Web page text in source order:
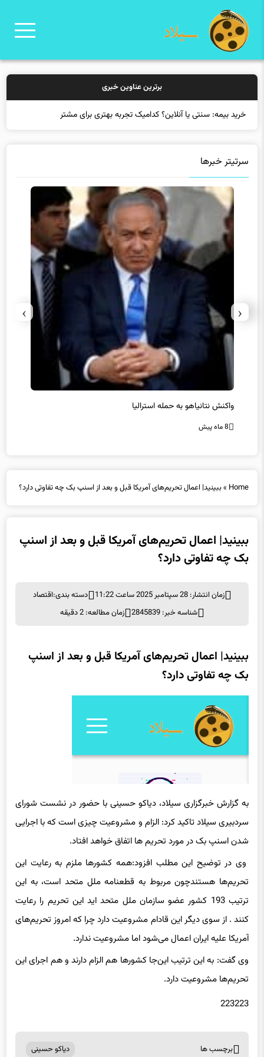
برترین عناوین خبری
خرید بیمه: سنتی یا آنلاین؟ کدامیک تجربه بهتری برای مشتریان ایج
سرتیتر خبرها
واکنش نتانیاهو به حمله استرالیا
8 ماه پیش
‹
›
Home
»ببینید| اعمال تحریم‌های آمریکا قبل و بعد از اسنپ بک چه تفاوتی دارد؟
ببینید| اعمال تحریم‌های آمریکا قبل و بعد از اسنپ
بک چه تفاوتی دارد؟
زمان انتشار: 28 سپتامبر 2025 ساعت 11:22 دسته بندی:اقتصاد
شناسه خبر: 2845839
زمان مطالعه: 2 دقیقه
ببینید| اعمال تحریم‌های آمریکا قبل و بعد از اسنپ
بک چه تفاوتی دارد؟
به گزارش خبرگزاری سیلاد، دیاکو حسینی با حضور در نشست شورای
سردبیری سیلاد تاکید کرد: الزام و مشروعیت چیزی است که با اجرایی
شدن اسنپ بک در مورد تحریم ها اتفاق خواهد افتاد.
وی در توضیح این مطلب افزود:همه کشورها ملزم به رعایت این
تحریم‌ها هستندچون مربوط به قطعنامه ملل متحد است، به این
ترتیب 193 کشور عضو سازمان ملل متحد اید این تحریم را رعایت
کنند . از سوی دیگر این قادام مشروعیت دارد چرا که امروز تحریم‌های
آمریکا علیه ایران اعمال می‌شود اما مشروعیت ندارد.
وی گفت: به این ترتیب این‌جا کشورها هم الزام دارند و هم اجرای این
تحریم‌ها مشروعیت دارد.
223223
برچسب ها دیاکو حسینی